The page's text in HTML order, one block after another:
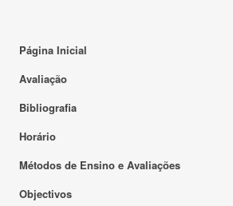
Página Inicial
Avaliação
Bibliografia
Horário
Métodos de Ensino e Avaliações
Objectivos